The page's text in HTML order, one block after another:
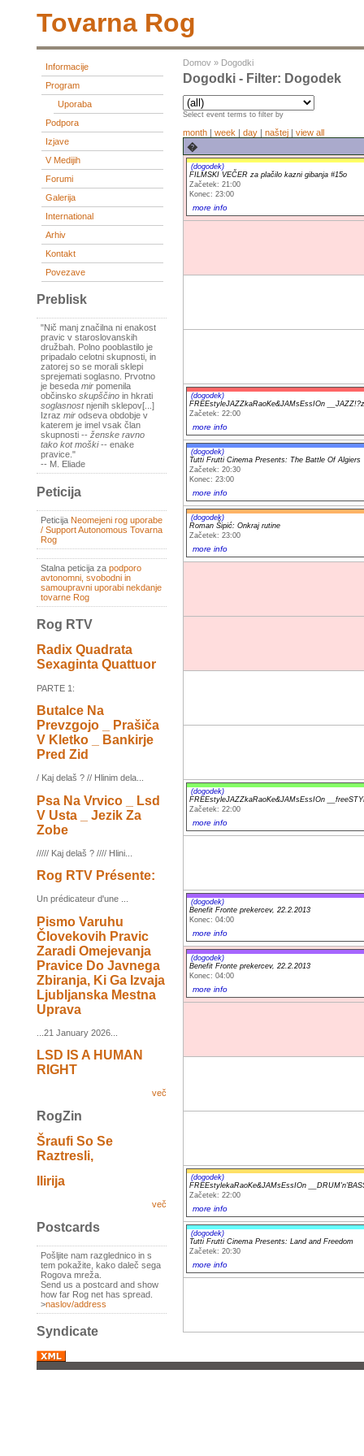
Tovarna Rog
Informacije
Program
Uporaba
Podpora
Izjave
V Medijih
Forumi
Galerija
International
Arhiv
Kontakt
Povezave
Preblisk
"Nič manj značilna ni enakost
pravic v staroslovanskih
družbah. Polno pooblastilo je
pripadalo celotni skupnosti, in
zatorej so se morali sklepi
sprejemati soglasno. Prvotno
je beseda mir pomenila
občinsko skupščino in hkrati
soglasnostnjenih sklepov[...]
Izraz mir odseva obdobje v
katerem je imel vsak član
skupnosti -- ženske ravno
tako kot moški-- enake
pravice."
-- M. Eliade
Peticija
Peticija Neomejeni rog uporabe
/ Support Autonomous Tovarna
Rog
Stalna peticija za podporo
avtonomni, svobodni in
samoupravni uporabi nekdanje
tovarne Rog
Rog RTV
Radix Quadrata
Sexaginta Quattuor
PARTE 1:
Butalce Na
Prevzgojo _ Prašiča
V Kletko _ Bankirje
Pred Zid
/ Kaj delaš ? // Hlinim dela...
Psa Na Vrvico _ Lsd
V Usta _ Jezik Za
Zobe
///// Kaj delaš ? //// Hlini...
Rog RTV Présente:
Un prédicateur d'une ...
Pismo Varuhu
Človekovih Pravic
Zaradi Omejevanja
Pravice Do Javnega
Zbiranja, Ki Ga Izvaja
Ljubljanska Mestna
Uprava
...21 January 2026...
LSD IS A HUMAN
RIGHT
več
RogZin
Šraufi So Se
Raztresli,
Ilirija
več
Postcards
Pošljite nam razglednico in s
tem pokažite, kako daleč sega
Rogova mreža.
Send us a postcard and show
how far Rog net has spread.
>naslov/address
Syndicate
Domov » Dogodki
Dogodki - Filter: Dogodek
Select event terms to filter by
month | week | day | naštej | view all
�
(dogodek)
FILMSKI VEČER za plačilo kazni gibanja #15o
Začetek: 21:00
Konec: 23:00
more info
(dogodek)
FREEstyleJAZZkaRaoKe&JAMsEssIOn
Začetek: 22:00
more info
(dogodek)
Tutti Frutti Cinema Presents: The Battle Of Algiers
Začetek: 20:30
Konec: 23:00
more info
(dogodek)
Roman Šipić: Onkraj rutine
Začetek: 23:00
more info
(dogodek)
FREEstyleJAZZkaRaoKe&JAMsEssIOn
Začetek: 22:00
more info
(dogodek)
Benefit Fronte prekercev, 22.2.2013
Konec: 04:00
more info
(dogodek)
Benefit Fronte prekercev, 22.2.2013
Konec: 04:00
more info
(dogodek)
FREEstylekaRaoKe&JAMsEssIOn
Začetek: 22:00
more info
(dogodek)
Tutti Frutti Cinema Presents: Land and Freedom
Začetek: 20:30
more info